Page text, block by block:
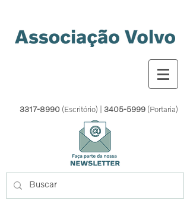
3317-8990 (Escritório) | 3405-5999(Portaria)